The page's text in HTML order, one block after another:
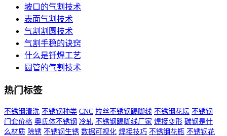
坡口的气割技术
表面气割技术
气割割圆技术
气割手稳的诀窍
什么是钎焊工艺
圆管的气割技术
热门标签
不锈钢清洗 不锈钢种类 CNC 拉丝不锈钢踢脚线 不锈钢花坛 不锈钢
门套价格 奥氏体不锈钢 冷轧 不锈钢踢脚线厂家 焊接变形 碳钢是什
么材质 除锈 不锈钢生锈 数据可视化 焊接技巧 不锈钢花瓶 不锈钢花